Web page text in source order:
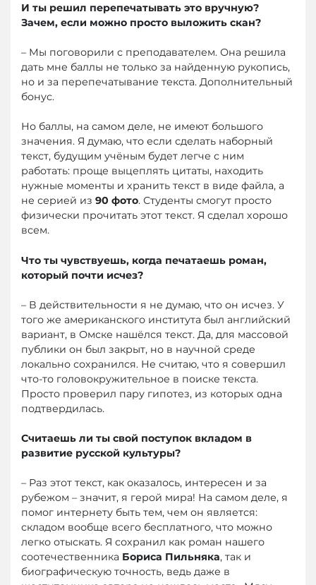
И ты решил перепечатывать это вручную?
Зачем, если можно просто выложить скан?
– Мы поговорили с преподавателем. Она решила
дать мне баллы не только за найденную рукопись,
но и за перепечатывание текста. Дополнительный
бонус.
Но баллы, на самом деле, не имеют большого
значения. Я думаю, что если сделать наборный
текст, будущим учёным будет легче с ним
работать: проще выцеплять цитаты, находить
нужные моменты и хранить текст в виде файла, а
не серией из 90 фото. Студенты смогут просто
физически прочитать этот текст. Я сделал хорошо
всем.
Что ты чувствуешь, когда печатаешь роман,
который почти исчез?
– В действительности я не думаю, что он исчез. У
того же американского института был английский
вариант, в Омске нашёлся текст. Да, для массовой
публики он был закрыт, но в научной среде
локально сохранился. Не считаю, что я совершил
что-то головокружительное в поиске текста.
Просто проверил пару гипотез, из которых одна
подтвердилась.
Считаешь ли ты свой поступок вкладом в
развитие русской культуры?
– Раз этот текст, как оказалось, интересен и за
рубежом – значит, я герой мира! На самом деле, я
помог интернету быть тем, чем он является:
складом вообще всего бесплатного, что можно
легко отыскать. Я сохранил как роман нашего
соотечественника Бориса Пильняка, так и
биографическую точность, ведь даже в